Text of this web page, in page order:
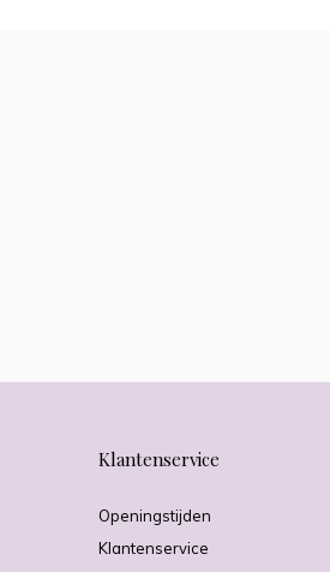
Klantenservice
Openingstijden
Klantenservice